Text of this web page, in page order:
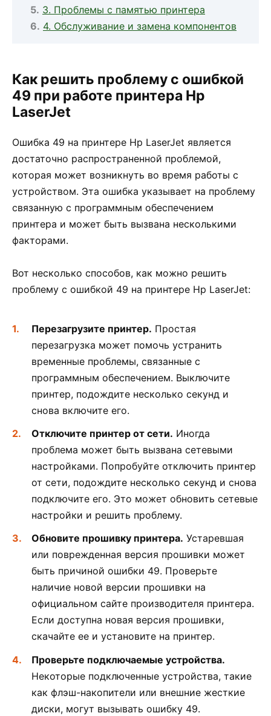
3. Проблемы с памятью принтера
4. Обслуживание и замена компонентов
Как решить проблему с ошибкой
49 при работе принтера Hp
LaserJet
Ошибка 49 на принтере Hp LaserJet является
достаточно распространенной проблемой,
которая может возникнуть во время работы с
устройством. Эта ошибка указывает на проблему
связанную с программным обеспечением
принтера и может быть вызвана несколькими
факторами.
Вот несколько способов, как можно решить
проблему с ошибкой 49 на принтере Hp LaserJet:
Перезагрузите принтер. Простая
перезагрузка может помочь устранить
временные проблемы, связанные с
программным обеспечением. Выключите
принтер, подождите несколько секунд и
снова включите его.
Отключите принтер от сети. Иногда
проблема может быть вызвана сетевыми
настройками. Попробуйте отключить принтер
от сети, подождите несколько секунд и снова
подключите его. Это может обновить сетевые
настройки и решить проблему.
Обновите прошивку принтера. Устаревшая
или поврежденная версия прошивки может
быть причиной ошибки 49. Проверьте
наличие новой версии прошивки на
официальном сайте производителя принтера.
Если доступна новая версия прошивки,
скачайте ее и установите на принтер.
Проверьте подключаемые устройства.
Некоторые подключенные устройства, такие
как флэш-накопители или внешние жесткие
диски, могут вызывать ошибку 49.